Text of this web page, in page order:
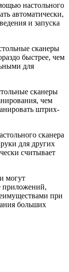
настольного
автоматически,
и запуска
сканеры
быстрее, чем
для
сканеры
чем
штрих-
сканера
для других
считывает
могут
приложений,
при
больших